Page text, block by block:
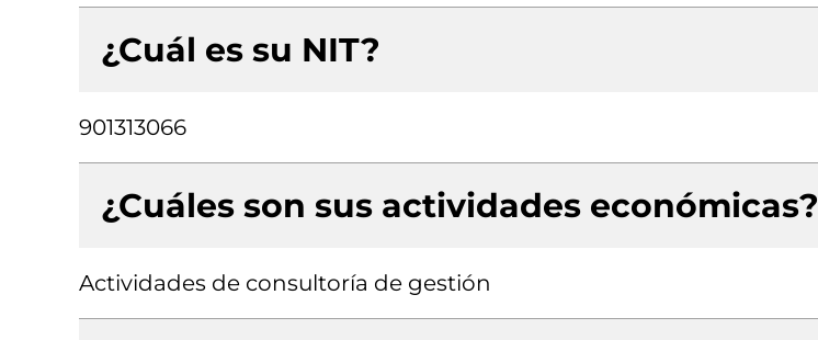
¿Cuál es su NIT?
901313066
¿Cuáles son sus actividades económicas?
Actividades de consultoría de gestión